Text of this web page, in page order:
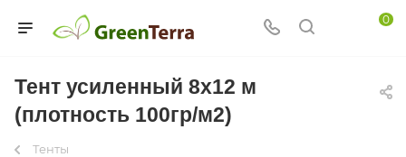
0
Тент усиленный 8х12 м
(плотность 100гр/м2)
Тенты